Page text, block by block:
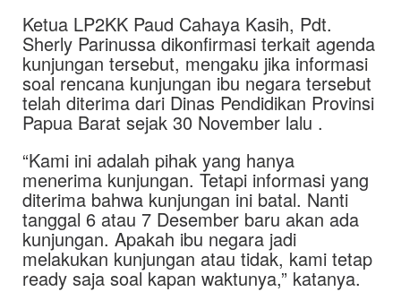
Ketua LP2KK Paud Cahaya Kasih, Pdt.
Sherly Parinussa dikonfirmasi terkait agenda
kunjungan tersebut, mengaku jika informasi
soal rencana kunjungan ibu negara tersebut
telah diterima dari Dinas Pendidikan Provinsi
Papua Barat sejak 30 November lalu .
“Kami ini adalah pihak yang hanya
menerima kunjungan. Tetapi informasi yang
diterima bahwa kunjungan ini batal. Nanti
tanggal 6 atau 7 Desember baru akan ada
kunjungan. Apakah ibu negara jadi
melakukan kunjungan atau tidak, kami tetap
ready saja soal kapan waktunya,” katanya.